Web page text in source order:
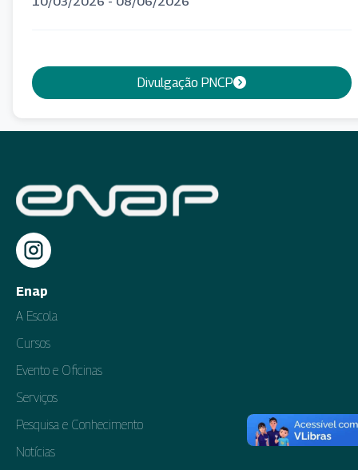
Divulgação PNCP
Enap
A Escola
Cursos
Evento e Oficinas
Serviços
Pesquisa e Conhecimento
Notícias